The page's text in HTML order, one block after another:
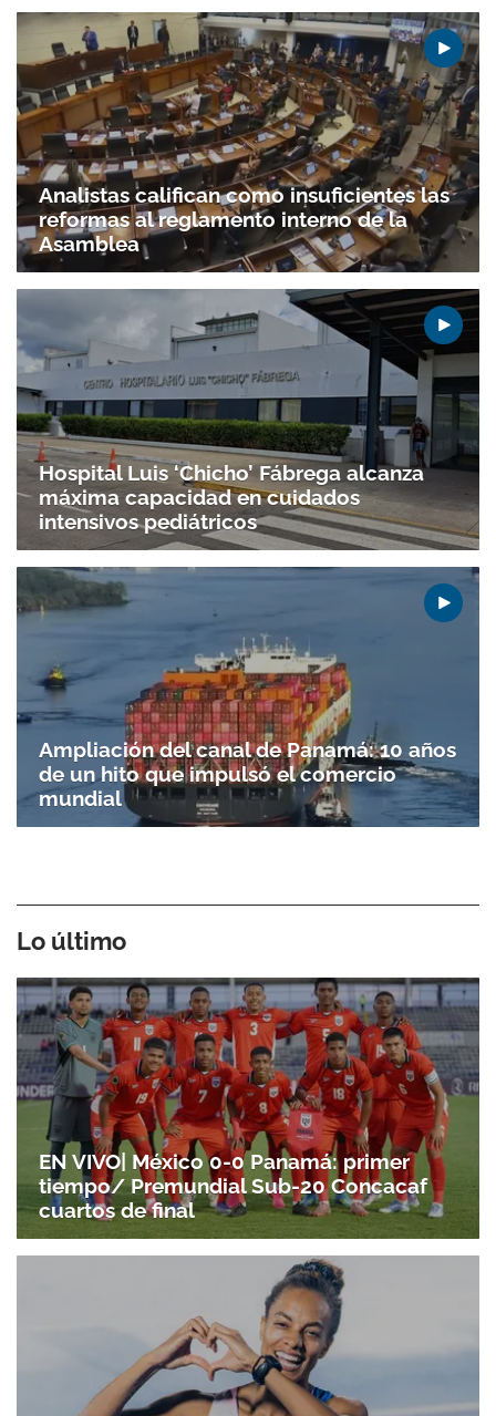
Analistas califican como insuficientes las
reformas al reglamento interno de la
Asamblea
Hospital Luis ‘Chicho’ Fábrega alcanza
máxima capacidad en cuidados
intensivos pediátricos
Ampliación del canal de Panamá: 10 años
de un hito que impulsó el comercio
mundial
Lo último
EN VIVO| México 0-0 Panamá: primer
tiempo/ Premundial Sub-20 Concacaf
cuartos de final